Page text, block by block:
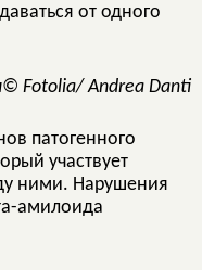
от одного
© Fotolia/ Andrea Danti
патогенного
участвует
ними. Нарушения
амилоида